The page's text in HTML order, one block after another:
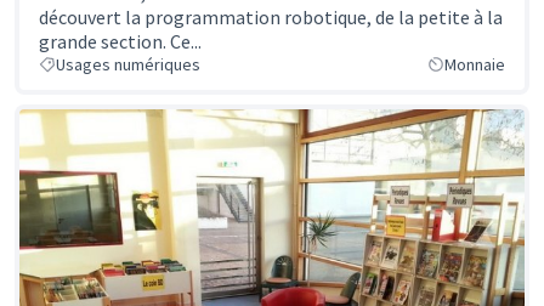
découvert la programmation robotique, de la petite à la
grande section. Ce...
Usages numériques Monnaie